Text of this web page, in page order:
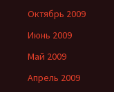
Октябрь 2009
Июнь 2009
Май 2009
Апрель 2009